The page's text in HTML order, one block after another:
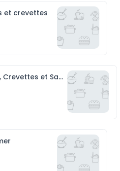
et crevettes
Mine Frit Agneau, Oeuf, Crevettes et Saucisses